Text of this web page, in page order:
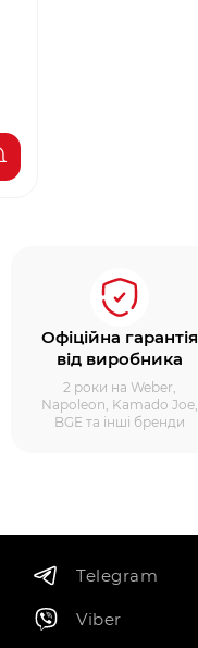
Офіційна гарантія
від виробника
2 роки на Weber,
Napoleon, Kamado Joe,
BGE та інші бренди
Telegram
Viber